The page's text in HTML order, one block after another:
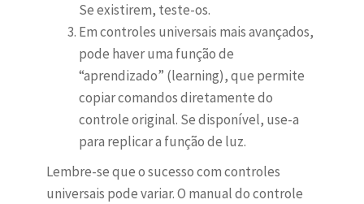
Se existirem, teste-os.
Em controles universais mais avançados,
pode haver uma função de
“aprendizado” (learning), que permite
copiar comandos diretamente do
controle original. Se disponível, use-a
para replicar a função de luz.
Lembre-se que o sucesso com controles
universais pode variar. O manual do controle